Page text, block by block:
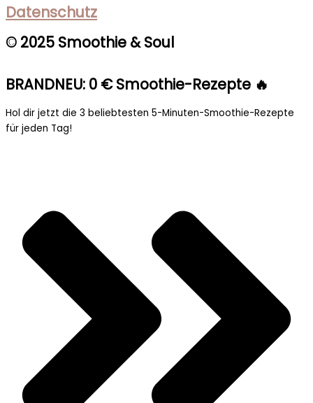
Datenschutz
© 2025 Smoothie & Soul
BRANDNEU: 0 € Smoothie-Rezepte 🔥
Hol dir jetzt die 3 beliebtesten 5-Minuten-Smoothie-Rezepte
für jeden Tag!